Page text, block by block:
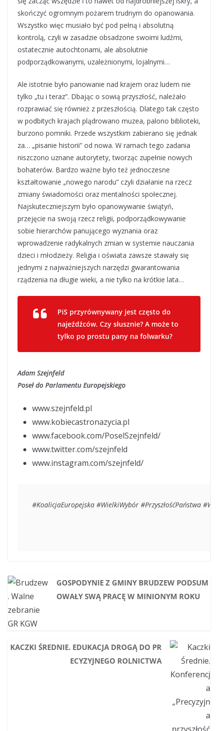
skończyć ogromnym pożarem trudnym do opanowania.
Wszystko więc musiało być pod pełną i absolutną
kontrolą, czyli w zasadzie obsadzone swoimi ludźmi,
ostatecznie autochtonami, ale absolutnie
podporządkowanymi, uzależnionymi, lojalnymi…
Ale istotnie było panowanie nad krajem oraz ludem nie
tylko „tu i teraz”. Dbając o sowią przyszłość, należało
rozprawiać się również z przeszłością. Dlatego tak często
w podbitych krajach plądrowano muzea, palono biblioteki,
burzono pomniki. Przede wszystkim zabierano się jednak
za… „pisanie historii” od nowa. W ramach tego zadania
niszczono uznane autorytety, tworząc zupełnie nowych
bohaterów. Bardzo ważne było też jednoczesne
kształtowanie „nowego narodu” czyli działanie na rzecz
zmiany świadomości oraz mentalności społecznej.
Najskuteczniejszym było opanowywanie świątyń,
przejęcie na swoją rzecz religii, podporządkowywanie
sobie hierarchów panującego wyznania oraz
wprowadzenie radykalnych zmian w systemie nauczania
dzieci i młodzieży. Religia i oświata zawsze stawały się
jednymi z najważniejszych narzędzi gwarantowania
rządzenia na długie wieki, a nie tylko na krótkie lata…
PiS przyrównywany jest często do
najeźdźców. Czy słusznie? A może to
tylko po prostu pany na folwarku?
Adam Szejnfeld
Poseł do Parlamentu Europejskiego
www.szejnfeld.pl
www.kobiecastronazycia.pl
www.facebook.com/PoselSzejnfeld/
www.twitter.com/szejnfeld
www.instagram.com/szejnfeld/
#KoalicjaEuropejska #WielkiWybór #PrzyszłośćPaństwa
GOSPODYNIE Z GMINY BRUDZEW PODSUM
OWAŁY SWĄ PRACĘ W MINIONYM ROKU
KACZKI ŚREDNIE. EDUKACJA DROGĄ DO PR
ECYZYJNEGO ROLNICTWA